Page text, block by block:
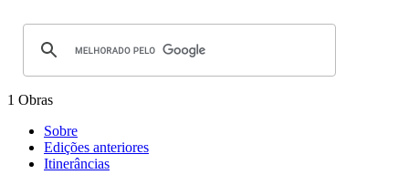
1 Obras
Sobre
Edições anteriores
Itinerâncias